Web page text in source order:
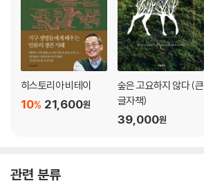
히스토리아 비테이
21,600원
10%
숲은 고요하지 않다 (큰
글자책)
39,000원
관련 분류